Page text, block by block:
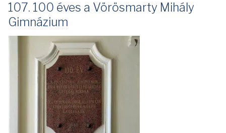
107. 100 éves a Vörösmarty Mihály
Gimnázium